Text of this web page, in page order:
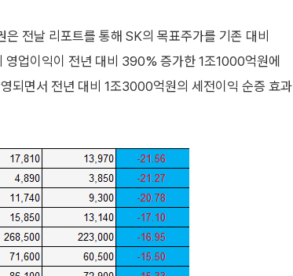
전날 리포트를 통해 SK의 목표주가를 기존 대비
업이익이 전년 대비 390% 증가한 1조1000억원에
되면서 전년 대비 1조3000억원의 세전이익 순증 효과